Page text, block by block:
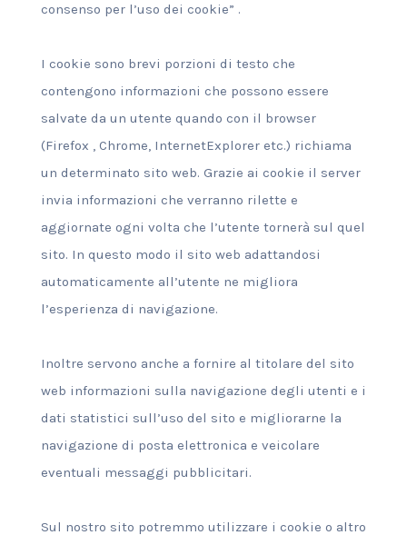
consenso per l’uso dei cookie” .
I cookie sono brevi porzioni di testo che
contengono informazioni che possono essere
salvate da un utente quando con il browser
(Firefox , Chrome, InternetExplorer etc.) richiama
un determinato sito web. Grazie ai cookie il server
invia informazioni che verranno rilette e
aggiornate ogni volta che l’utente tornerà sul quel
sito. In questo modo il sito web adattandosi
automaticamente all’utente ne migliora
l’esperienza di navigazione.
Inoltre servono anche a fornire al titolare del sito
web informazioni sulla navigazione degli utenti e i
dati statistici sull’uso del sito e migliorarne la
navigazione di posta elettronica e veicolare
eventuali messaggi pubblicitari.
Sul nostro sito potremmo utilizzare i cookie o altro